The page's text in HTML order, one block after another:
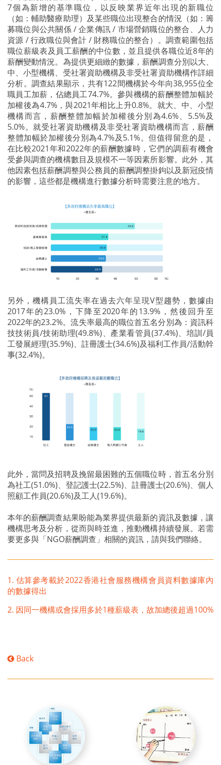
7個為新增的基準職位，以反映業界近年出現的新職位
（如：輔助醫療助理）及某些職位出現整合的情況（如：籌
募職位與公共關係 / 企業傳訊 / 市場營銷職位的整合、人力
資源 / 行政職位與會計 / 財務職位的整合）。調查範圍包括
職位薪級表及員工薪酬的中位數，並且提供各職位近8年的
薪酬變動情況。為提供更細緻的數據，薪酬調查分別以大、
中、小型機構、受社署資助機構及非受社署資助機構作詳細
分析。調查結果顯示，共有122間機構於今年向38,955位全
職員工加薪，佔總員工74.7%。參與機構的薪酬整體加幅於
加權後為4.7%，與2021年相比上升0.8%。就大、中、小型
機構而言，薪酬整體加幅於加權後分別為4.6%、5.5%及
5.0%。就受社署資助機構及非受社署資助機構而言，薪酬
整體加幅於加權後分別為4.7%及5.1%。但值得留意的是，
在比較2021年和2022年的薪酬數據時，它們的調薪有機會
受參與調查的機構數目及規模不一等因素所影響。此外，其
他因素包括薪酬調整與公務員的薪酬調整掛鉤以及新冠疫情
的影響，這些都是機構進行數據分析時需要注意的地方。
另外，機構員工流失率在過去六年呈現V型趨勢，數據由
2017年的23.0%，下降至2020年的13.9%，然後回升至
2022年的23.2%。流失率最高的職位首五名分別為：資訊科
技技術員/技術助理(49.8%)、產業看管員(37.4%)、培訓/員
工發展經理(35.9%)、註冊護士(34.6%)及福利工作員/活動幹
事(32.4%)。
此外，當問及招聘及挽留最困難的五個職位時，首五名分別
為社工(51.0%)、登記護士(22.5%)、註冊護士(20.6%)、個人
照顧工作員(20.6%)及工人(19.6%)。
本年的薪酬調查結果盼能為業界提供最新的資訊及數據，讓
機構思考及分析，從而與時並進，推動機構持續發展。若需
要更多與「NGO薪酬調查」相關的資訊，請與我們聯絡。
1. 估算參考載於2022香港社會服務機構會員資料數據庫內
的數據得出
2. 因同一機構或會採用多於1種薪級表，故加總後超過100%
Back